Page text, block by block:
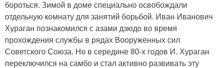
бороться. Зимой в доме специально освобождали
отдельную комнату для занятий борьбой. Иван Иванович
Хураган познакомился с азами дзюдо во время
прохождения службы в рядах Вооруженных сил
Советского Союза. Но в середине 80-х годов И. Хураган
переключился на самбо и стал активно развивать эту